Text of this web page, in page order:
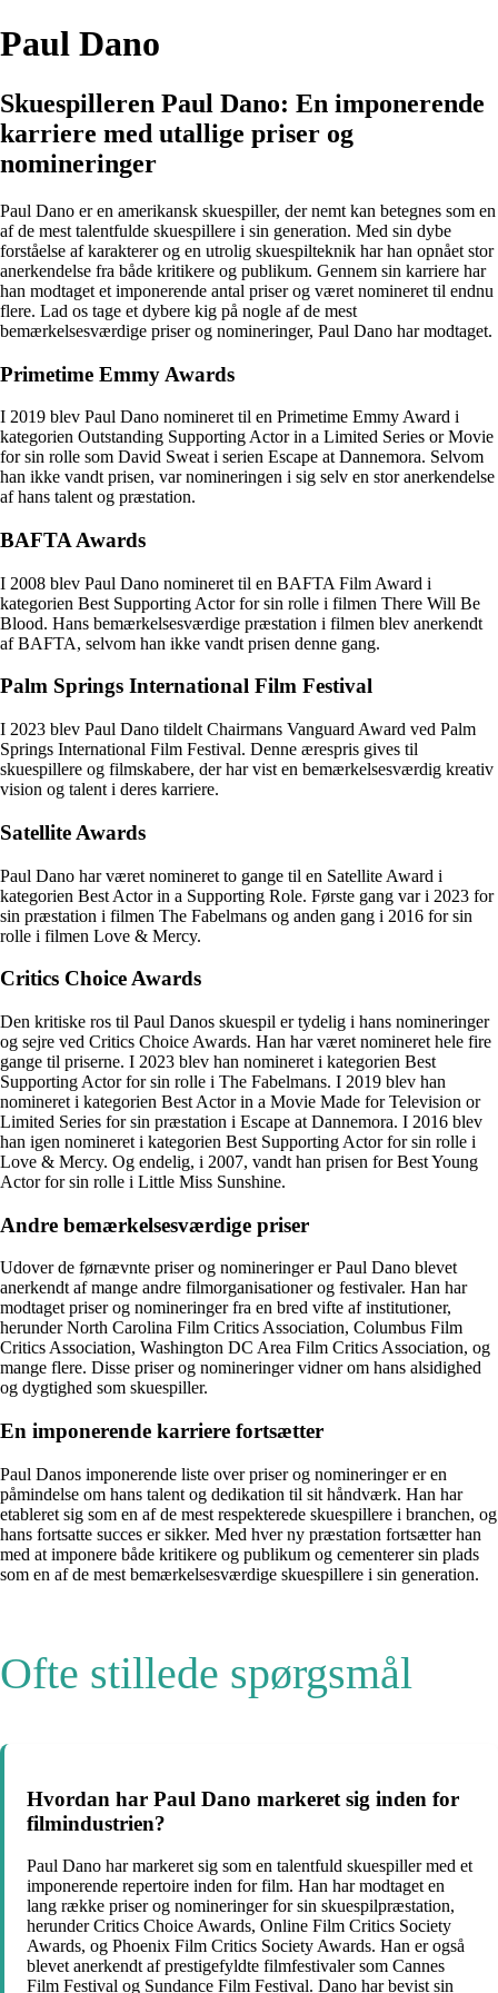
Paul Dano
Skuespilleren Paul Dano: En imponerende
karriere med utallige priser og
nomineringer
Paul Dano er en amerikansk skuespiller, der nemt kan betegnes som en
af de mest talentfulde skuespillere i sin generation. Med sin dybe
forståelse af karakterer og en utrolig skuespilteknik har han opnået stor
anerkendelse fra både kritikere og publikum. Gennem sin karriere har
han modtaget et imponerende antal priser og været nomineret til endnu
flere. Lad os tage et dybere kig på nogle af de mest
bemærkelsesværdige priser og nomineringer, Paul Dano har modtaget.
Primetime Emmy Awards
I 2019 blev Paul Dano nomineret til en Primetime Emmy Award i
kategorien Outstanding Supporting Actor in a Limited Series or Movie
for sin rolle som David Sweat i serien Escape at Dannemora. Selvom
han ikke vandt prisen, var nomineringen i sig selv en stor anerkendelse
af hans talent og præstation.
BAFTA Awards
I 2008 blev Paul Dano nomineret til en BAFTA Film Award i
kategorien Best Supporting Actor for sin rolle i filmen There Will Be
Blood. Hans bemærkelsesværdige præstation i filmen blev anerkendt
af BAFTA, selvom han ikke vandt prisen denne gang.
Palm Springs International Film Festival
I 2023 blev Paul Dano tildelt Chairmans Vanguard Award ved Palm
Springs International Film Festival. Denne ærespris gives til
skuespillere og filmskabere, der har vist en bemærkelsesværdig kreativ
vision og talent i deres karriere.
Satellite Awards
Paul Dano har været nomineret to gange til en Satellite Award i
kategorien Best Actor in a Supporting Role. Første gang var i 2023 for
sin præstation i filmen The Fabelmans og anden gang i 2016 for sin
rolle i filmen Love & Mercy.
Critics Choice Awards
Den kritiske ros til Paul Danos skuespil er tydelig i hans nomineringer
og sejre ved Critics Choice Awards. Han har været nomineret hele fire
gange til priserne. I 2023 blev han nomineret i kategorien Best
Supporting Actor for sin rolle i The Fabelmans. I 2019 blev han
nomineret i kategorien Best Actor in a Movie Made for Television or
Limited Series for sin præstation i Escape at Dannemora. I 2016 blev
han igen nomineret i kategorien Best Supporting Actor for sin rolle i
Love & Mercy. Og endelig, i 2007, vandt han prisen for Best Young
Actor for sin rolle i Little Miss Sunshine.
Andre bemærkelsesværdige priser
Udover de førnævnte priser og nomineringer er Paul Dano blevet
anerkendt af mange andre filmorganisationer og festivaler. Han har
modtaget priser og nomineringer fra en bred vifte af institutioner,
herunder North Carolina Film Critics Association, Columbus Film
Critics Association, Washington DC Area Film Critics Association, og
mange flere. Disse priser og nomineringer vidner om hans alsidighed
og dygtighed som skuespiller.
En imponerende karriere fortsætter
Paul Danos imponerende liste over priser og nomineringer er en
påmindelse om hans talent og dedikation til sit håndværk. Han har
etableret sig som en af de mest respekterede skuespillere i branchen, og
hans fortsatte succes er sikker. Med hver ny præstation fortsætter han
med at imponere både kritikere og publikum og cementerer sin plads
som en af de mest bemærkelsesværdige skuespillere i sin generation.
Ofte stillede spørgsmål
Hvordan har Paul Dano markeret sig inden for
filmindustrien?
Paul Dano har markeret sig som en talentfuld skuespiller med et
imponerende repertoire inden for film. Han har modtaget en
lang række priser og nomineringer for sin skuespilpræstation,
herunder Critics Choice Awards, Online Film Critics Society
Awards, og Phoenix Film Critics Society Awards. Han er også
blevet anerkendt af prestigefyldte filmfestivaler som Cannes
Film Festival og Sundance Film Festival. Dano har bevist sin